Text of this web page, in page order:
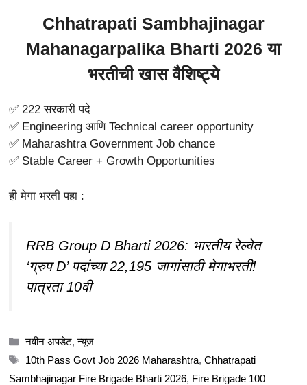
Chhatrapati Sambhajinagar
Mahanagarpalika Bharti 2026 या
भरतीची खास वैशिष्ट्ये
✅ 222 सरकारी पदे
✅ Engineering आणि Technical career opportunity
✅ Maharashtra Government Job chance
✅ Stable Career + Growth Opportunities
ही मेगा भरती पहा :
RRB Group D Bharti 2026: भारतीय रेल्वेत
‘ग्रुप D’ पदांच्या 22,195 जागांसाठी मेगाभरती!
पात्रता 10वी
Categories
नवीन अपडेट,न्यूज
Tags
10th Pass Govt Job 2026 Maharashtra, Chhatrapati
Sambhajinagar Fire Brigade Bharti 2026, Fire Brigade 100